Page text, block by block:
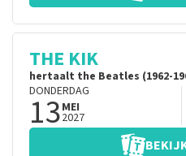
THE KIK
hertaalt the Beatles (1962-
DONDERDAG
13MEI
2027